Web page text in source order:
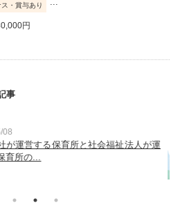
ス・賞与あり
円
事
30
区の家賃相場と保育士宿舎借り上げ支援
金額...